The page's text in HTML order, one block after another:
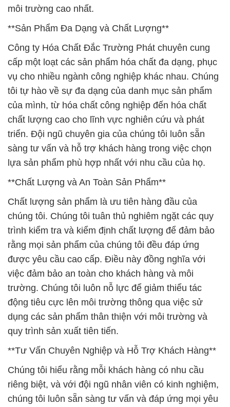
môi trường cao nhất.
**Sản Phẩm Đa Dạng và Chất Lượng**
Công ty Hóa Chất Đắc Trường Phát chuyên cung
cấp một loạt các sản phẩm hóa chất đa dạng, phục
vụ cho nhiều ngành công nghiệp khác nhau. Chúng
tôi tự hào về sự đa dạng của danh mục sản phẩm
của mình, từ hóa chất công nghiệp đến hóa chất
chất lượng cao cho lĩnh vực nghiên cứu và phát
triển. Đội ngũ chuyên gia của chúng tôi luôn sẵn
sàng tư vấn và hỗ trợ khách hàng trong việc chọn
lựa sản phẩm phù hợp nhất với nhu cầu của họ.
**Chất Lượng và An Toàn Sản Phẩm**
Chất lượng sản phẩm là ưu tiên hàng đầu của
chúng tôi. Chúng tôi tuân thủ nghiêm ngặt các quy
trình kiểm tra và kiểm định chất lượng để đảm bảo
rằng mọi sản phẩm của chúng tôi đều đáp ứng
được yêu cầu cao cấp. Điều này đồng nghĩa với
việc đảm bảo an toàn cho khách hàng và môi
trường. Chúng tôi luôn nỗ lực để giảm thiểu tác
động tiêu cực lên môi trường thông qua việc sử
dụng các sản phẩm thân thiện với môi trường và
quy trình sản xuất tiên tiến.
**Tư Vấn Chuyên Nghiệp và Hỗ Trợ Khách Hàng**
Chúng tôi hiểu rằng mỗi khách hàng có nhu cầu
riêng biệt, và với đội ngũ nhân viên có kinh nghiệm,
chúng tôi luôn sẵn sàng tư vấn và đáp ứng mọi yêu